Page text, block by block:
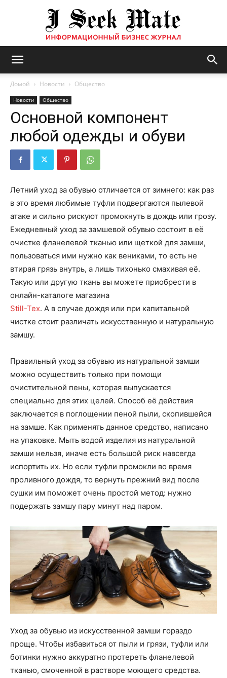
журнал
ISM
Домой Новости Общество
Новости Общество
Основной компонент
любой одежды и обуви
Летний уход за обувью отличается от зимнего: как раз
в это время любимые туфли подвергаются пылевой
атаке и сильно рискуют промокнуть в дождь или грозу.
Ежедневный уход за замшевой обувью состоит в её
очистке фланелевой тканью или щеткой для замши,
пользоваться ими нужно как вениками, то есть не
втирая грязь внутрь, а лишь тихонько смахивая её.
Такую или другую ткань вы можете приобрести в
онлайн-каталоге магазина
Still-Tex. А в случае дождя или при капитальной
чистке стоит различать искусственную и натуральную
замшу.
Правильный уход за обувью из натуральной замши
можно осуществить только при помощи
очистительной пены, которая выпускается
специально для этих целей. Способ её действия
заключается в поглощении пеной пыли, скопившейся
на замше. Как применять данное средство, написано
на упаковке. Мыть водой изделия из натуральной
замши нельзя, иначе есть большой риск навсегда
испортить их. Но если туфли промокли во время
проливного дождя, то вернуть прежний вид после
сушки им поможет очень простой метод: нужно
подержать замшу пару минут над паром.
Уход за обувью из искусственной замши гораздо
проще. Чтобы избавиться от пыли и грязи, туфли или
ботинки нужно аккуратно протереть фланелевой
тканью, смоченной в растворе моющего средства.